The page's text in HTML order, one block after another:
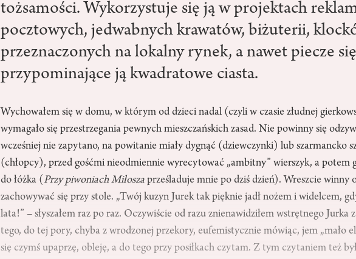
tożsamości. Wykorzystuje się ją w projektach
pocztowych, jedwabnych krawatów, biżuterii,
przeznaczonych na lokalny rynek, a nawet piecze się
przypominające ją kwadratowe ciasta.
Wychowałem się w domu, w którym od dzieci nadal (czyli w czasie złudnej
wymagało się przestrzegania pewnych mieszczańskich zasad. Nie powinny się
wcześniej nie zapytano, na powitanie miały dygnąć (dziewczynki) lub szarmancko
(chłopcy), przed gośćmi nieodmiennie wyrecytować „ambitny” wierszyk, a potem
do łóżka (Przy piwoniach Miłosza prześladuje mnie po dziś dzień). Wreszcie winny
zachowywać się przy stole. „Twój kuzyn Jurek tak pięknie jadł nożem i widelcem,
lata!” – słyszałem raz po raz. Oczywiście od razu znienawidziłem wstrętnego Jurka
tego, do tej pory, chyba z wrodzonej przekory, eufemistycznie mówiąc, jem „mało
się czymś upaprzę, obleję, a do tego przy posiłkach czytam. Z tym czytaniem też